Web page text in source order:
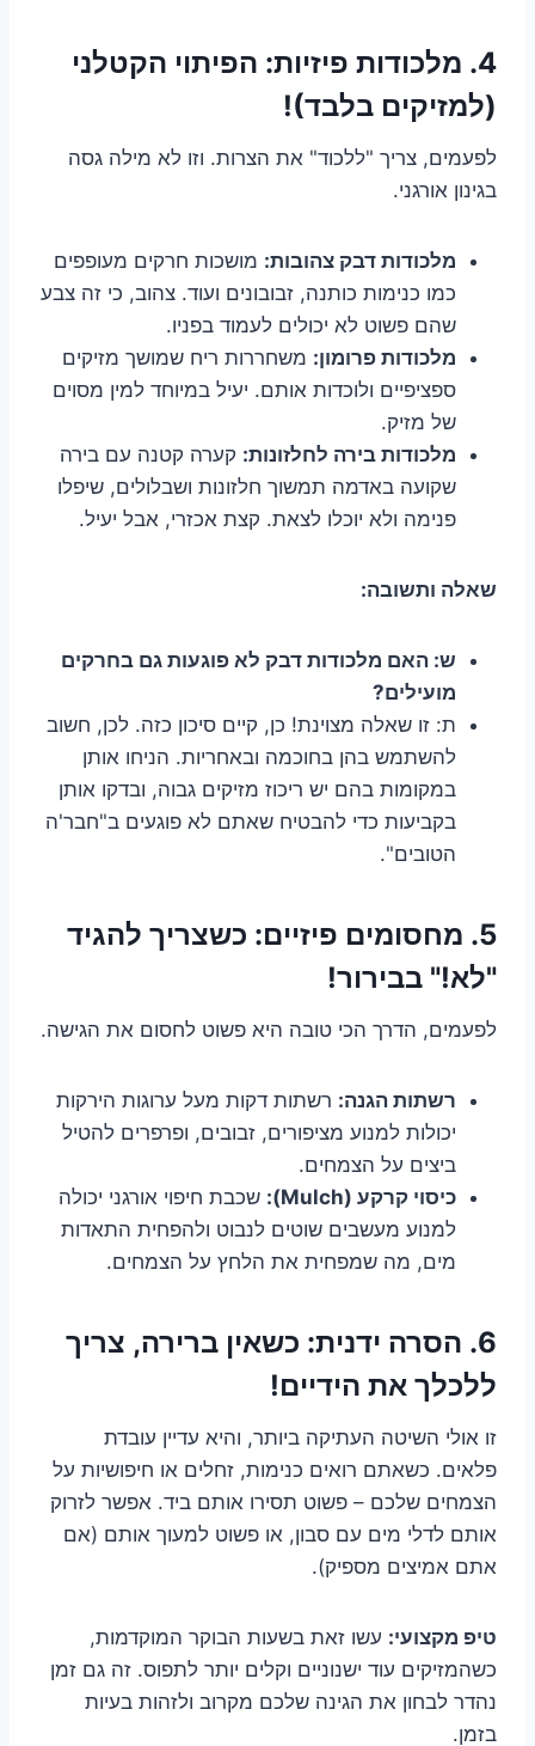
4. מלכודות פיזיות: הפיתוי הקטלני
(למזיקים בלבד)!
לפעמים, צריך "ללכוד" את הצרות. וזו לא מילה גסה
בגינון אורגני.
מלכודות דבק צהובות: מושכות חרקים מעופפים
כמו כנימות כותנה, זבובונים ועוד. צהוב, כי זה צבע
שהם פשוט לא יכולים לעמוד בפניו.
מלכודות פרומון: משחררות ריח שמושך מזיקים
ספציפיים ולוכדות אותם. יעיל במיוחד למין מסוים
של מזיק.
מלכודות בירה לחלזונות: קערה קטנה עם בירה
שקועה באדמה תמשוך חלזונות ושבלולים, שיפלו
פנימה ולא יוכלו לצאת. קצת אכזרי, אבל יעיל.
שאלה ותשובה:
ש: האם מלכודות דבק לא פוגעות גם בחרקים
מועילים?
ת: זו שאלה מצוינת! כן, קיים סיכון כזה. לכן, חשוב
להשתמש בהן בחוכמה ובאחריות. הניחו אותן
במקומות בהם יש ריכוז מזיקים גבוה, ובדקו אותן
בקביעות כדי להבטיח שאתם לא פוגעים ב"חבר'ה
הטובים".
5. מחסומים פיזיים: כשצריך להגיד
"לא!" בבירור!
לפעמים, הדרך הכי טובה היא פשוט לחסום את הגישה.
רשתות הגנה: רשתות דקות מעל ערוגות הירקות
יכולות למנוע מציפורים, זבובים, ופרפרים להטיל
ביצים על הצמחים.
כיסוי קרקע (Mulch):
שכבת חיפוי אורגני יכולה
למנוע מעשבים שוטים לנבוט ולהפחית התאדות
מים, מה שמפחית את הלחץ על הצמחים.
6. הסרה ידנית: כשאין ברירה, צריך
ללכלך את הידיים!
זו אולי השיטה העתיקה ביותר, והיא עדיין עובדת
פלאים. כשאתם רואים כנימות, זחלים או חיפושיות על
הצמחים שלכם – פשוט תסירו אותם ביד. אפשר לזרוק
אותם לדלי מים עם סבון, או פשוט למעוך אותם (אם
אתם אמיצים מספיק).
טיפ מקצועי: עשו זאת בשעות הבוקר המוקדמות,
כשהמזיקים עוד ישנוניים וקלים יותר לתפוס. זה גם זמן
נהדר לבחון את הגינה שלכם מקרוב ולזהות בעיות
בזמן.